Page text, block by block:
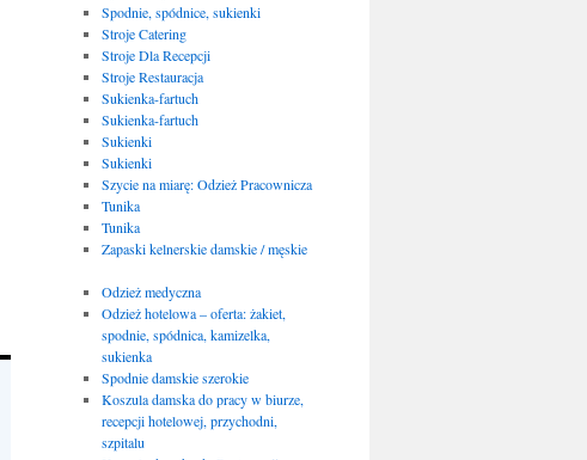
Spodnie, spódnice, sukienki
Stroje Catering
Stroje Dla Recepcji
Stroje Restauracja
Sukienka-fartuch
Sukienka-fartuch
Sukienki
Sukienki
Szycie na miarę: Odzież Pracownicza
Tunika
Tunika
Zapaski kelnerskie damskie / męskie
Odzież medyczna
Odzież hotelowa – oferta: żakiet,
spodnie, spódnica, kamizelka,
sukienka
Spodnie damskie szerokie
Koszula damska do pracy w biurze,
recepcji hotelowej, przychodni,
szpitalu